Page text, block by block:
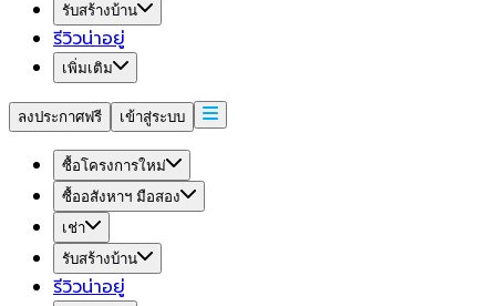
รับสร้างบ้าน
รีวิวน่าอยู่
เพิ่มเติม
ลงประกาศฟรี เข้าสู่ระบบ
ซื้อโครงการใหม่
ซื้ออสังหาฯ มือสอง
เช่า
รับสร้างบ้าน
รีวิวน่าอยู่